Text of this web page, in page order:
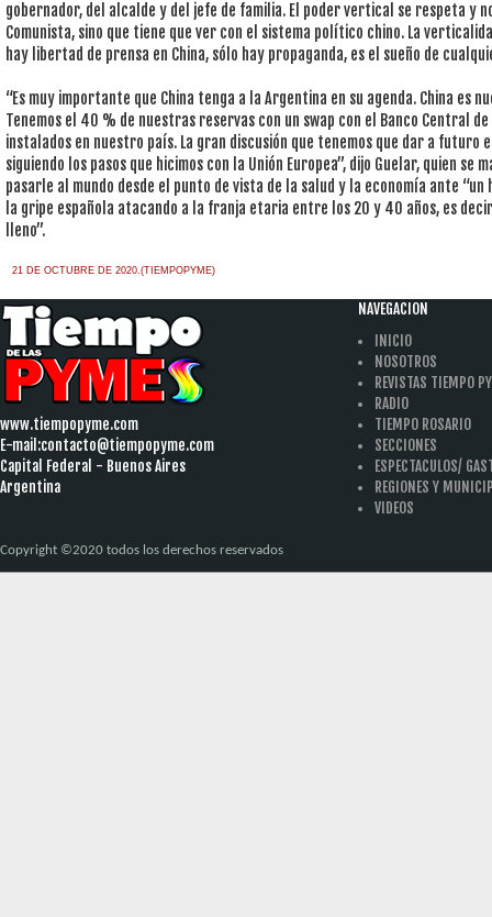
gobernador, del alcalde y del jefe de familia. El poder vertical se respeta y
Comunista, sino que tiene que ver con el sistema político chino. La
hay libertad de prensa en China, sólo hay propaganda, es el sueño de
“Es muy importante que China tenga a la Argentina en su agenda. China es
Tenemos el 40 % de nuestras reservas con un swap con el Banco Central
instalados en nuestro país. La gran discusión que tenemos que dar a futuro
siguiendo los pasos que hicimos con la Unión Europea”, dijo Guelar, quien
pasarle al mundo desde el punto de vista de la salud y la economía ante “un
la gripe española atacando a la franja etaria entre los 20 y 40 años, es
lleno”.
21 DE OCTUBRE DE 2020.(TIEMPOPYME)
www.tiempopyme.com
E-mail:contacto@tiempopyme.com
Capital Federal - Buenos Aires
Argentina
NAVEGACION
INICIO
NOSOTROS
REVISTAS TIEMPO
RADIO
TIEMPO ROSARIO
SECCIONES
ESPECTACULOS/
REGIONES Y
VIDEOS
Copyright ©2020 todos los derechos reservados